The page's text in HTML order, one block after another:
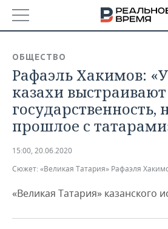
БАШКОРТОСТАН
ТАТАРСТАН
УДМУРТИЯ
НОВОСТИ
АНАЛИТИКА
НОВОСТИ АНАЛИТИКИ
ДЕКЛАРАЦИИ О ДОХОДАХ
ЭКОНОМИКА
НОВОСТИ ЭКОНОМИКИ
ПРОМЫШЛЕННОСТЬ
ПРОМЫШЛЕННОСТИ
АГРОПРОМ
ОБЩЕСТВО
Рафаэль Хакимов:
казахи
государственность,
прошлое с
15:00, 20.06.2020
Сюжет: «Великая Татария» Рафаэля
«Великая Татария» казанского